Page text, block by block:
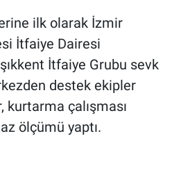
ilk olarak İzmir
İtfaiye Dairesi
İtfaiye Grubu sevk
destek ekipler
kurtarma çalışması
ölçümü yaptı.